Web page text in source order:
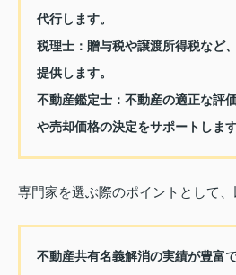
代行します。
税理士：贈与税や譲渡所得税など
提供します。
不動産鑑定士：不動産の適正な評
や売却価格の決定をサポートします
専門家を選ぶ際のポイントとして、
不動産共有名義解消の実績が豊富で